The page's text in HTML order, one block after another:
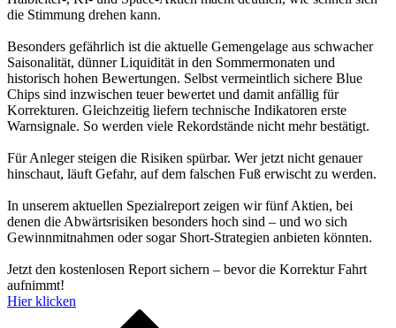
die Stimmung drehen kann.
Besonders gefährlich ist die aktuelle Gemengelage aus schwacher
Saisonalität, dünner Liquidität in den Sommermonaten und
historisch hohen Bewertungen. Selbst vermeintlich sichere Blue
Chips sind inzwischen teuer bewertet und damit anfällig für
Korrekturen. Gleichzeitig liefern technische Indikatoren erste
Warnsignale. So werden viele Rekordstände nicht mehr bestätigt.
Für Anleger steigen die Risiken spürbar. Wer jetzt nicht genauer
hinschaut, läuft Gefahr, auf dem falschen Fuß erwischt zu werden.
In unserem aktuellen Spezialreport zeigen wir fünf Aktien, bei
denen die Abwärtsrisiken besonders hoch sind – und wo sich
Gewinnmitnahmen oder sogar Short-Strategien anbieten könnten.
Jetzt den kostenlosen Report sichern – bevor die Korrektur Fahrt
aufnimmt!
Hier klicken